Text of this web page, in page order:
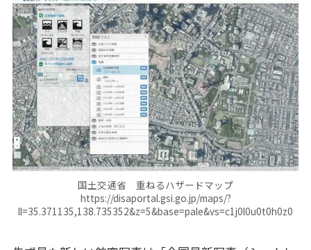
国土交通省 重ねるハザードマップ
https://disaportal.gsi.go.jp/maps/?
ll=35.371135,138.735352&z=5&base=pale&vs=c1j0l0u0t0h0z0